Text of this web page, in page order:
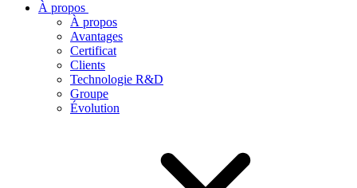
À propos
À propos
Avantages
Certificat
Clients
Technologie R&D
Groupe
Évolution